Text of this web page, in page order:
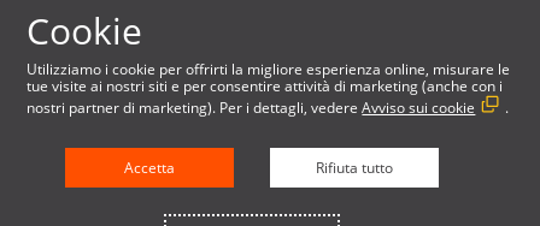
FINTECH
Cookie
Utilizziamo i cookie per offrirti la migliore esperienza online, misurare le
tue visite ai nostri siti e per consentire attività di marketing (anche con i
nostri partner di marketing). Per i dettagli, vedereAvviso sui cookie .
Accetta Rifiuta tutto